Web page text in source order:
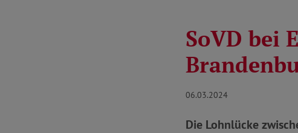
SoVD bei
06.03.2024
Die Lohnlücke